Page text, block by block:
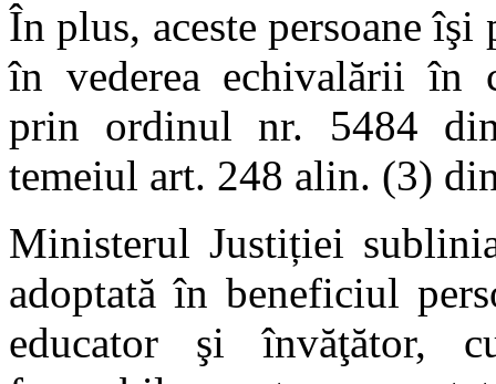
În plus, aceste persoane
în vederea echivalării în
prin ordinul nr. 5484
temeiul art. 248 alin. (3)
Ministerul Justiției
adoptată în beneficiul
educator şi învăţător,